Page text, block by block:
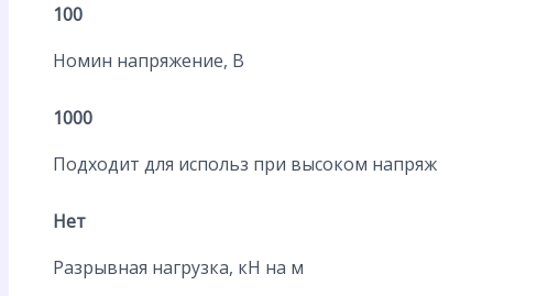
100
Номин напряжение, В
1000
Подходит для использ при высоком напряж
Нет
Разрывная нагрузка, кН на м